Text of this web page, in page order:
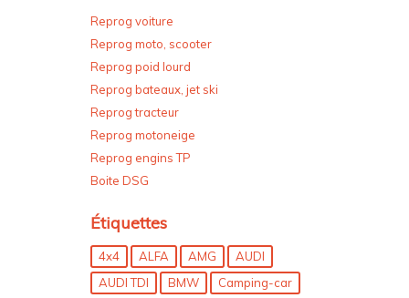
Reprog voiture
Reprog moto, scooter
Reprog poid lourd
Reprog bateaux, jet ski
Reprog tracteur
Reprog motoneige
Reprog engins TP
Boite DSG
Étiquettes
4x4 ALFA AMG
AUDI
AUDI TDI
BMW
Camping-car